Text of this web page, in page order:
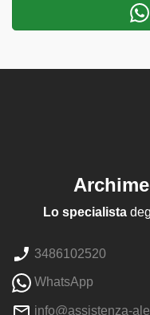
Lo specialista
3486102520
WhatsApp
info@assistenza-